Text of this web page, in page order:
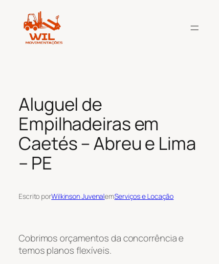
conteúdo
Aluguel de
Empilhadeiras em
Caetés – Abreu e Lima
– PE
Escrito porWilkinson JuvenalemServiços e Locação
Cobrimos orçamentos da concorrência e
temos planos flexíveis.